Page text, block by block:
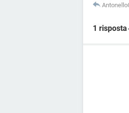
1 risposta